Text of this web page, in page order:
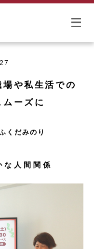
場や私生活での
ーズに
くだみのり
な人間関係